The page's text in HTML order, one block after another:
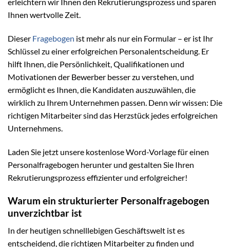
Ihnen wertvolle Zeit.
Dieser Fragebogen ist mehr als nur ein Formular – er ist Ihr
Schlüssel zu einer erfolgreichen Personalentscheidung. Er
hilft Ihnen, die Persönlichkeit, Qualifikationen und
Motivationen der Bewerber besser zu verstehen, und
ermöglicht es Ihnen, die Kandidaten auszuwählen, die
wirklich zu Ihrem Unternehmen passen. Denn wir wissen: Die
richtigen Mitarbeiter sind das Herzstück jedes erfolgreichen
Unternehmens.
Laden Sie jetzt unsere kostenlose Word-Vorlage für einen
Personalfragebogen herunter und gestalten Sie Ihren
Rekrutierungsprozess effizienter und erfolgreicher!
Warum ein strukturierter Personalfragebogen
unverzichtbar ist
In der heutigen schnelllebigen Geschäftswelt ist es
entscheidend, die richtigen Mitarbeiter zu finden und